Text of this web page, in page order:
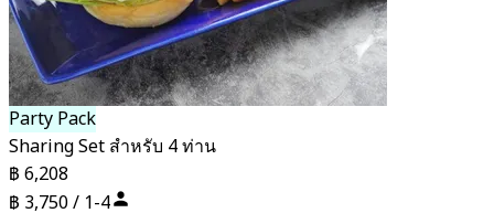
Party Pack
Sharing Set สำหรับ 4 ท่าน
฿ 6,208
฿ 3,750 / 1-4